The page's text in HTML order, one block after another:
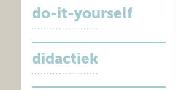
do-it-yourself
didactiek